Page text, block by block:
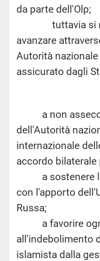
da parte dell'Olp;
tuttavia si
avanzare
Autorità
assicurato dagli
a non
dell'Autorità
internazionale
accordo bilaterale
a sostenere la
con l'apporto
Russa;
a favorire ogni
all'indebolimento
islamista dalla